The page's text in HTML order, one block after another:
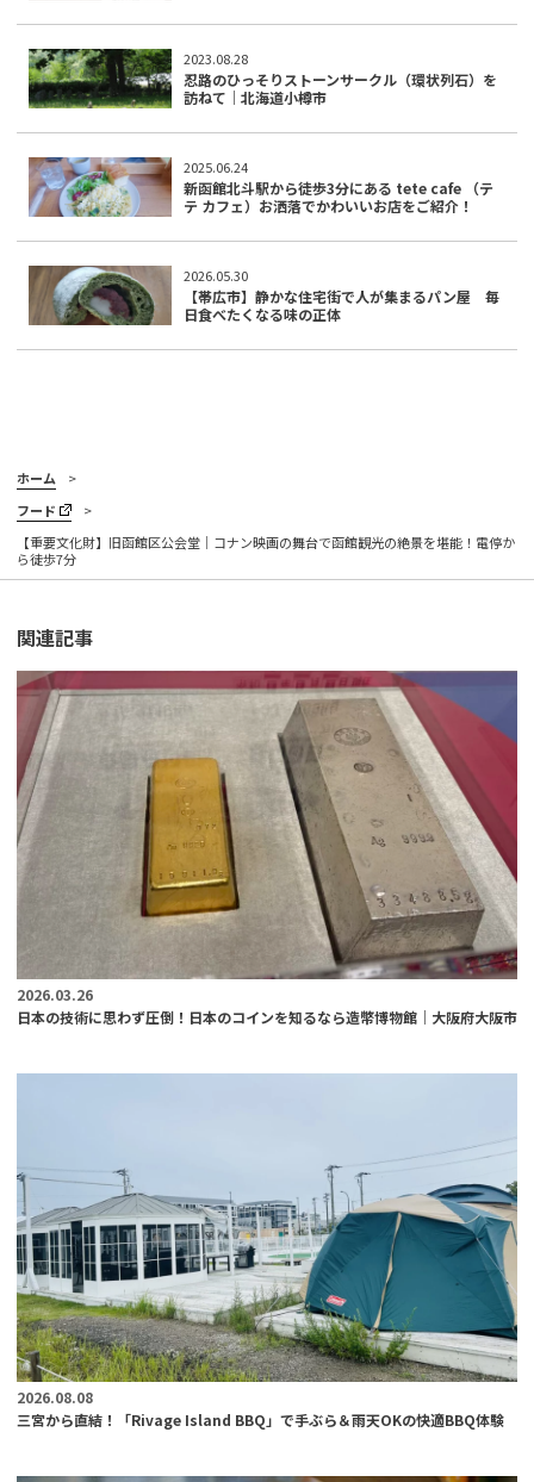
2023.08.28
忍路のひっそりストーンサークル（環状列石）を
訪ねて｜北海道小樽市
2025.06.24
新函館北斗駅から徒歩3分にある tete cafe （テ
テ カフェ）お洒落でかわいいお店をご紹介！
2026.05.30
【帯広市】静かな住宅街で人が集まるパン屋 毎
日食べたくなる味の正体
ホーム
フード
【重要文化財】旧函館区公会堂｜コナン映画の舞台で函館観光の絶景を堪能！電停か
ら徒歩7分
関連記事
2026.03.26
日本の技術に思わず圧倒！日本のコインを知るなら造幣博物館｜大阪府大阪市
2026.08.08
三宮から直結！「Rivage Island BBQ」で手ぶら＆雨天OKの快適BBQ体験